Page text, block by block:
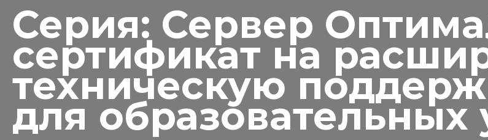
Серия: Сервер
сертификат на
техническую
для